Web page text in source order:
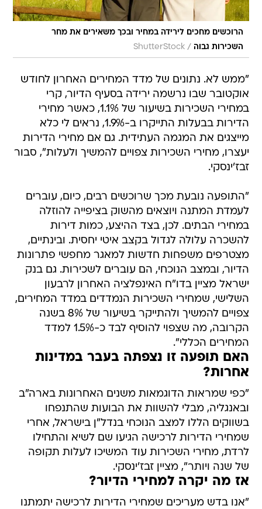
הרוכשים מחכים לירידה במחיר ובכך משאירים את מחר
השכירות גבוה /
ShutterStock
"ממש לא. נתונים של מדד המחירים האחרון לחודש
אוקטובר שבו נרשמה ירידה בסעיף הדיור, קרי
במחירי השכירות בשיעור של 1.1%, כאשר מחירי
הדירות בבעלות התייקרו ב-1.9%, נראים לי כלא
מייצגים את המגמה העתידית. גם אם מחירי הדירות
יעצרו, מחירי השכירות צפויים להמשיך ולעלות", סבור
זבז'ינסקי.
"התופעה נובעת מכך שרוכשים רבים, כיום, עוברים
לעמדת המתנה ויוצאים מהשוק בציפייה להוזלה
במחירי הבתים. לכן, בצד ההיצע, כמות דירות
להשכרה עלולה לגדול בקצב איטי יחסית. ובינתיים,
מצטרפים משפחות חדשות למאגר מחפשי פתרונות
הדיור, ובמצב הנוכחי, הם עוברים לשכירות. גם בנק
ישראל מציין בדו"ח האינפלציה האחרון לרבעון
השלישי, שמחירי השכירות הנמדדים במדד המחירים,
צפויים להמשיך ולהתייקר בשיעור של 8% בשנה
הקרובה, מה שצפוי להוסיף לבד כ-1.5% למדד
המחירים הכללי".
האם תופעה זו נצפתה בעבר במדינות
אחרות?
"כפי שמראות הדוגמאות משנים האחרונות בארה"ב
ובאנגליה, מבלי להשוות את הבועות שהתנפחו
בשווקים הללו למצב הנוכחי בנדל"ן בישראל, אחרי
שמחירי הדירות לרכישה הגיעו שם לשיא והתחילו
לרדת, מחירי השכירות עוד המשיכו לעלות תקופה
של שנה ויותר", מציין זבז'ינסקי.
אז מה יקרה למחירי הדיור?
"אנו בדש מעריכים שמחירי הדירות לרכישה יתמתנו